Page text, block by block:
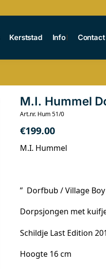
Kerststad Info Contact
M.I. Hummel
Art.nr. Hum 51/0
€199.00
M.I. Hummel
” Dorfbub / Village Boy
Dorpsjongen met
Schildje Last Edition
Hoogte 16 cm